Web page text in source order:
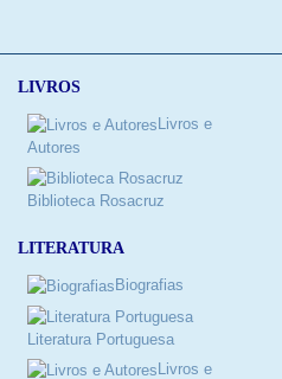
LIVROS
Livros e
Autores
Biblioteca Rosacruz
LITERATURA
Biografias
Literatura Portuguesa
Livros e